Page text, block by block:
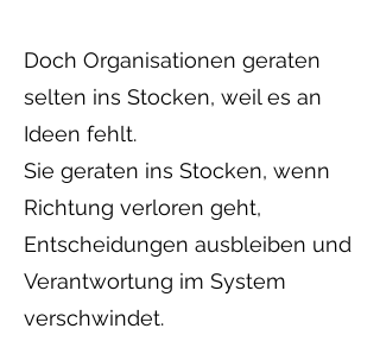
Doch Organisationen geraten
selten ins Stocken, weil es an
Ideen fehlt.
Sie geraten ins Stocken, wenn
Richtung verloren geht,
Entscheidungen ausbleiben und
Verantwortung im System
verschwindet.